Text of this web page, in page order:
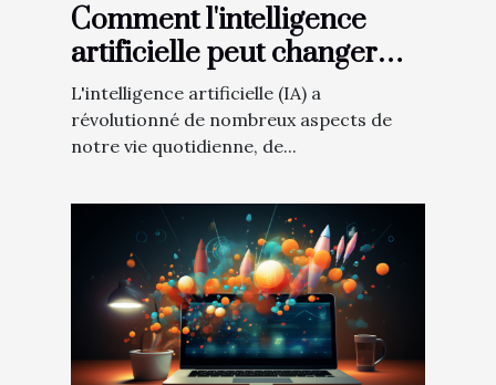
Comment l'intelligence
artificielle peut changer
notre manière de voter
L'intelligence artificielle (IA) a
révolutionné de nombreux aspects de
notre vie quotidienne, de...